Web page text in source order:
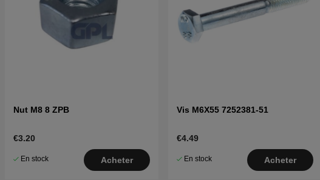
Nut M8 8 ZPB
€3.20
En stock Acheter
Vis M6X55 7252381-51
€4.49
En stock Acheter